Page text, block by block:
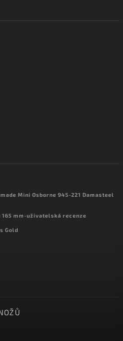
Mini Osborne 945-221 Damasteel
165 mm-uživatelská recenze
Gold